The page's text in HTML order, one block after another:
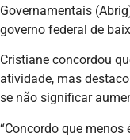
Governamentais
governo federal de
Cristiane concordou
atividade, mas
se não significar
“Concordo que